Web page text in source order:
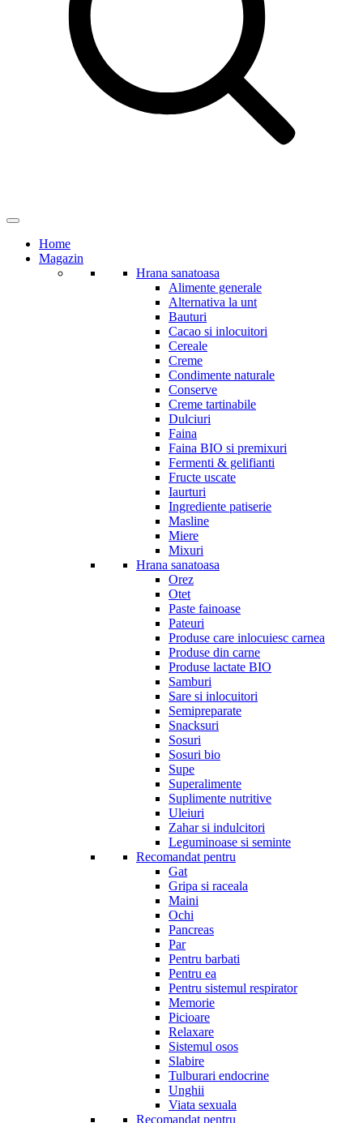
Home
Magazin
Hrana sanatoasa
Alimente generale
Alternativa la unt
Bauturi
Cacao si inlocuitori
Cereale
Creme
Condimente naturale
Conserve
Creme tartinabile
Dulciuri
Faina
Faina BIO si premixuri
Fermenti & gelifianti
Fructe uscate
Iaurturi
Ingrediente patiserie
Masline
Miere
Mixuri
Hrana sanatoasa
Orez
Otet
Paste fainoase
Pateuri
Produse care inlocuiesc carnea
Produse din carne
Produse lactate BIO
Samburi
Sare si inlocuitori
Semipreparate
Snacksuri
Sosuri
Sosuri bio
Supe
Superalimente
Suplimente nutritive
Uleiuri
Zahar si indulcitori
Leguminoase si seminte
Recomandat pentru
Gat
Gripa si raceala
Maini
Ochi
Pancreas
Par
Pentru barbati
Pentru ea
Pentru sistemul respirator
Memorie
Picioare
Relaxare
Sistemul osos
Slabire
Tulburari endocrine
Unghii
Viata sexuala
Recomandat pentru